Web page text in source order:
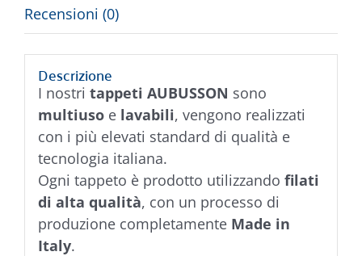
Recensioni (0)
Descrizione
I nostri tappeti AUBUSSON sono
multiusoe lavabili, vengono realizzati
con i più elevati standard di qualità e
tecnologia italiana.
Ogni tappeto è prodotto utilizzando filati
di alta qualità, con un processo di
produzione completamente Made in
Italy.